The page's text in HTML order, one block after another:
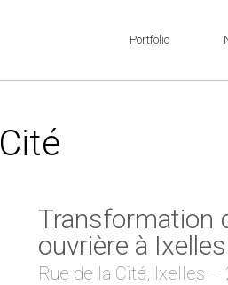
Portfolio
Cité
Transformation
ouvrière à Ixelles
Rue de la Cité, Ixelles –